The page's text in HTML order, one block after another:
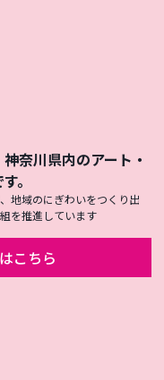
奈川県内のアート・
。
地域のにぎわいをつくり出
を推進しています
こちら